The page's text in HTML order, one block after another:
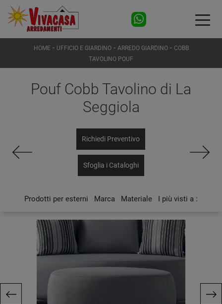
HOME- UFFICIO E GIARDINO- ARREDO GIARDINO - COBB
TAVOLINO POUF
Pouf Cobb Tavolino di La
Seggiola
Richiedi Preventivo
Sfoglia i Cataloghi
Prodotti per esterni Marca Materiale I più visti a :